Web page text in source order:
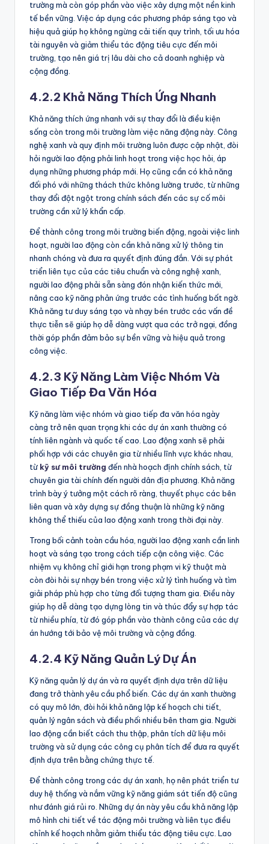
trường mà còn góp phần vào việc xây dựng một nền kinh
tế bền vững. Việc áp dụng các phương pháp sáng tạo và
hiệu quả giúp họ không ngừng cải tiến quy trình, tối ưu hóa
tài nguyên và giảm thiểu tác động tiêu cực đến môi
trường, tạo nên giá trị lâu dài cho cả doanh nghiệp và
cộng đồng.
4.2.2 Khả Năng Thích Ứng Nhanh
Khả năng thích ứng nhanh với sự thay đổi là điều kiện
sống còn trong môi trường làm việc năng động này. Công
nghệ xanh và quy định môi trường luôn được cập nhật, đòi
hỏi người lao động phải linh hoạt trong việc học hỏi, áp
dụng những phương pháp mới. Họ cũng cần có khả năng
đối phó với những thách thức không lường trước, từ những
thay đổi đột ngột trong chính sách đến các sự cố môi
trường cần xử lý khẩn cấp.
Để thành công trong môi trường biến động, ngoài việc linh
hoạt, người lao động còn cần khả năng xử lý thông tin
nhanh chóng và đưa ra quyết định đúng đắn. Với sự phát
triển liên tục của các tiêu chuẩn và công nghệ xanh,
người lao động phải sẵn sàng đón nhận kiến thức mới,
nâng cao kỹ năng phản ứng trước các tình huống bất ngờ.
Khả năng tư duy sáng tạo và nhạy bén trước các vấn đề
thực tiễn sẽ giúp họ dễ dàng vượt qua các trở ngại, đồng
thời góp phần đảm bảo sự bền vững và hiệu quả trong
công việc.
4.2.3 Kỹ Năng Làm Việc Nhóm Và
Giao Tiếp Đa Văn Hóa
Kỹ năng làm việc nhóm và giao tiếp đa văn hóa ngày
càng trở nên quan trọng khi các dự án xanh thường có
tính liên ngành và quốc tế cao. Lao động xanh sẽ phải
phối hợp với các chuyên gia từ nhiều lĩnh vực khác nhau,
từ kỹ sư môi trường đến nhà hoạch định chính sách, từ
chuyên gia tài chính đến người dân địa phương. Khả năng
trình bày ý tưởng một cách rõ ràng, thuyết phục các bên
liên quan và xây dựng sự đồng thuận là những kỹ năng
không thể thiếu của lao động xanh trong thời đại này.
Trong bối cảnh toàn cầu hóa, người lao động xanh cần linh
hoạt và sáng tạo trong cách tiếp cận công việc. Các
nhiệm vụ không chỉ giới hạn trong phạm vi kỹ thuật mà
còn đòi hỏi sự nhạy bén trong việc xử lý tình huống và tìm
giải pháp phù hợp cho từng đối tượng tham gia. Điều này
giúp họ dễ dàng tạo dựng lòng tin và thúc đẩy sự hợp tác
từ nhiều phía, từ đó góp phần vào thành công của các dự
án hướng tới bảo vệ môi trường và cộng đồng.
4.2.4 Kỹ Năng Quản Lý Dự Án
Kỹ năng quản lý dự án và ra quyết định dựa trên dữ liệu
đang trở thành yêu cầu phổ biến. Các dự án xanh thường
có quy mô lớn, đòi hỏi khả năng lập kế hoạch chi tiết,
quản lý ngân sách và điều phối nhiều bên tham gia. Người
lao động cần biết cách thu thập, phân tích dữ liệu môi
trường và sử dụng các công cụ phân tích để đưa ra quyết
định dựa trên bằng chứng thực tế.
Để thành công trong các dự án xanh, họ nên phát triển tư
duy hệ thống và nắm vững kỹ năng giám sát tiến độ cũng
như đánh giá rủi ro. Những dự án này yêu cầu khả năng lập
mô hình chi tiết về tác động môi trường và liên tục điều
chỉnh kế hoạch nhằm giảm thiểu tác động tiêu cực. Lao